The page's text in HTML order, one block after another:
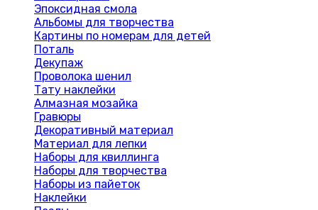
Эпоксидная смола
Альбомы для творчества
Картины по номерам для детей
Поталь
Декупаж
Проволока шенил
Тату наклейки
Алмазная мозайка
Гравюры
Декоративный материал
Материал для лепки
Наборы для квиллинга
Наборы для творчества
Наборы из пайеток
Наклейки